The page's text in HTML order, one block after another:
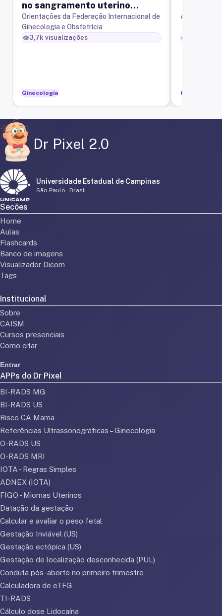
no sangramento uterino
anormal
Orientações da Federação Internacional de
Ginecologia e Obstetrícia
👁️3,7k visualizações
Ginecologia
Adenomiose
👁️
Ginecologia
Dr Pixel 2.0
Universidade Estadual de Campinas
São Paulo - Brasil
Secões
Home
Aulas
Flashcards
Banco de imagens
Visualizador Dicom
Tags
Institucional
Sobre
CAISM
Cursos presenciais
Como citar
Entrar
APPs do Dr Pixel
BI-RADS MG
BI-RADS US
Risco CA Mama
Referências Ultrassonográficas – Ginecologia
O-RADS US
O-RADS MRI
IOTA - Regras Simples
ADNEX (IOTA)
FIGO - Miomas Uterinos
Datação da gestação
Calcular e avaliar o peso fetal
Gestação Inviável (US)
Gestação ectópica (US)
Gestação de localização desconhecida (PUL)
Conduta pós-aborto no primeiro trimestre
Calculadora de eTFG
TI-RADS
Cálculo dose Lidocaína